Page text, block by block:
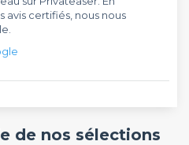
certifiés, nous nous
de nos sélections